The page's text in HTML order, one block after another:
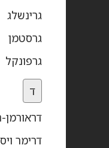
גרינשלג
גרסטמן
גרפונקל
ד
דראורמן-
דרימר